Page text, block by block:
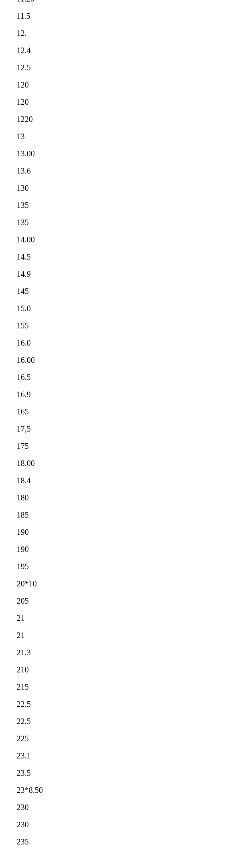
11.5
12.
12.4
12.5
120
120
1220
13
13.00
13.6
130
135
135
14.00
14.5
14.9
145
15.0
155
16.0
16.00
16.5
16.9
165
17,5
175
18.00
18.4
180
185
190
190
195
20*10
205
21
21
21.3
210
215
22.5
22.5
225
23.1
23.5
23*8.50
230
230
235